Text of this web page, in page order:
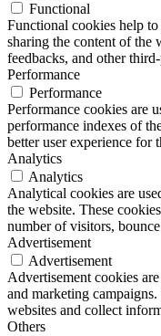
Functional
Functional cookies help
sharing the content of the
feedbacks, and other
Performance
Performance
Performance cookies are
performance indexes of
better user experience for
Analytics
Analytics
Analytical cookies are
the website. These
number of visitors,
Advertisement
Advertisement
Advertisement cookies
and marketing
websites and collect
Others